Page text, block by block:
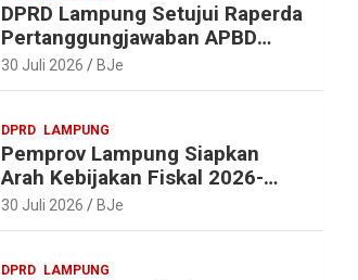
DPRD Lampung Setujui Raperda
Pertanggungjawaban APBD
2025, Beri Sejumlah
Rekomendasi Perbaikan
30 Juli 2026 BJe
DPRD LAMPUNG
Pemprov Lampung Siapkan
Arah Kebijakan Fiskal 2026-
2027 yang Realistis dan
Berkelanjutan
30 Juli 2026 BJe
DPRD LAMPUNG